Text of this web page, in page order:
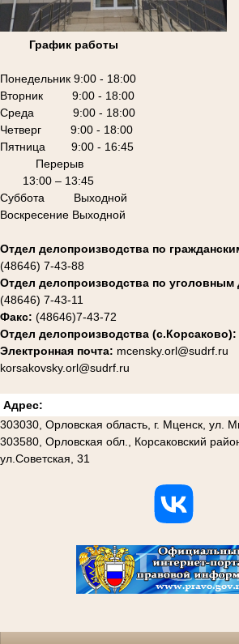
График работы
Понедельник 9:00 - 18:00
Вторник 9:00 - 18:00
Среда 9:00 - 18:00
Четверг 9:00 - 18:00
Пятница 9:00 - 16:45
Перерыв
13:00 – 13:45
Суббота Выходной
Воскресение Выходной
Отдел делопроизводства по
(48646) 7-43-88
Отдел делопроизводства по уголовным
(48646) 7-43-11
Факс: (48646)7-43-72
Отдел делопроизводства (с.Корсаково):
Электронная почта: mcensky.orl@sudrf.ru
korsakovsky.orl@sudrf.ru
Адрес:
303030, Орловская область, г. Мценск, ул.
303580, Орловская обл., Корсаковский
ул.Советская, 31